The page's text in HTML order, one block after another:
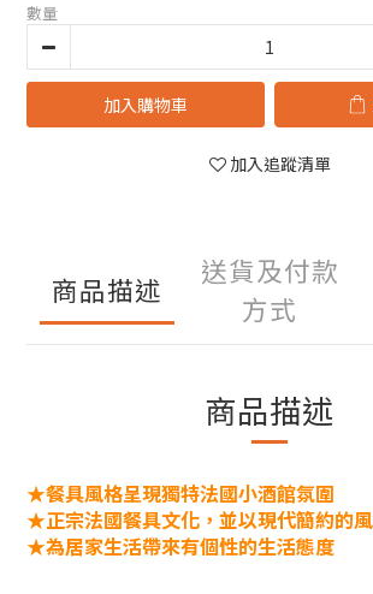
數量
加入購物車
加入追蹤清單
商品描述
送貨及付款
方式
商品描述
★餐具風格呈現獨特法國小酒館氛圍
★正宗法國餐具文化，並以現代簡約的
★為居家生活帶來有個性的生活態度